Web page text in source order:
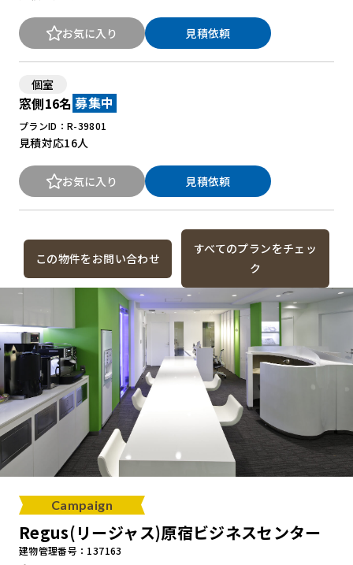
お気に入り 見積依頼
個室
窓側16名 募集中
プランID：R-39801
見積対応16人
お気に入り 見積依頼
この物件をお問い合わせ
すべてのプランをチェッ
ク
Campaign
Regus(リージャス)原宿ビジネスセンター
建物管理番号：137163